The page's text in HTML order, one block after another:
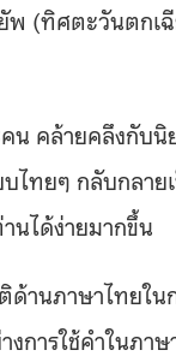
พ (ทิศตะวันตก
คล้ายคลึงกับ
ไทยๆ กลับกลา
นได้ง่ายมากขึ้น
านภาษาไทยใ
การใช้คำในภา